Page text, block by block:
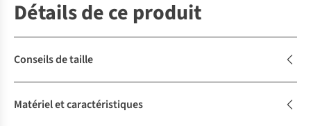
Détails de ce produit
Conseils de taille
Matériel et caractéristiques